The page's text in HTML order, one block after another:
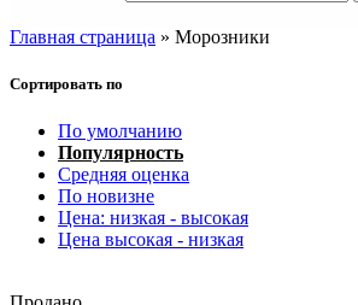
Главная страница » Морозники
Сортировать по
По умолчанию
Популярность
Средняя оценка
По новизне
Цена: низкая - высокая
Цена высокая - низкая